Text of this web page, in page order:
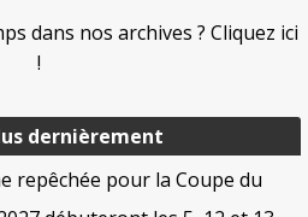
dernièrement
repêchée pour la Coupe du
dans nos archives ? Cliquez ici
!